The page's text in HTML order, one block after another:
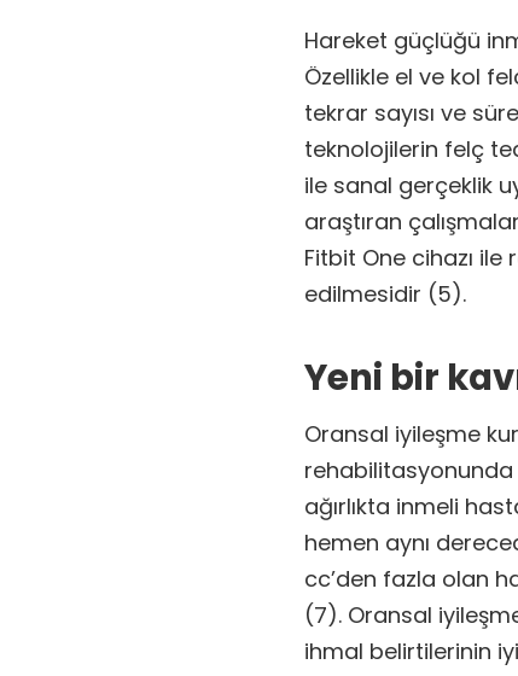
Hareket güçlüğü
Özellikle el ve kol
tekrar sayısı ve
teknolojilerin felç
ile sanal gerçeklik
araştıran
Fitbit One cihazı ile
edilmesidir (5).
Yeni bir
Oransal iyileşme
rehabilitasyonunda
ağırlıkta inmeli
hemen aynı
cc’den fazla olan
(7). Oransal
ihmal belirtilerinin